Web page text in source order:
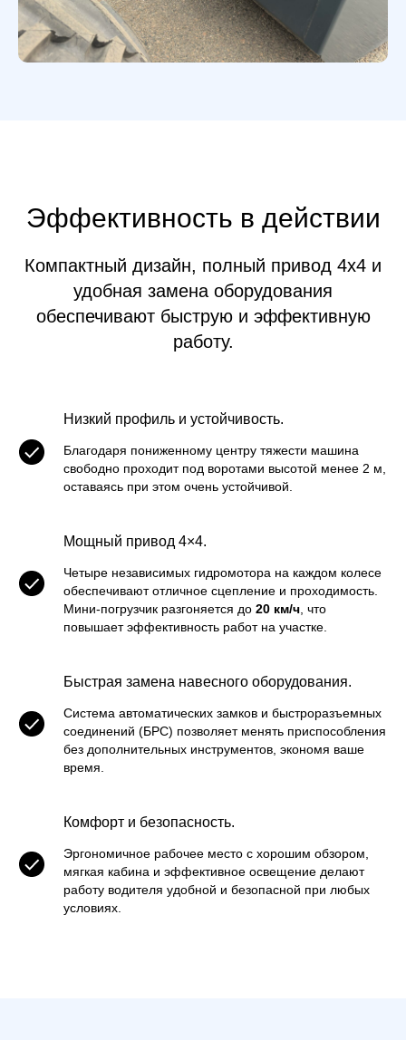
Эффективность в действии
Компактный дизайн, полный привод 4x4 и
удобная замена оборудования
обеспечивают быструю и эффективную
работу.
Низкий профиль и устойчивость.
Благодаря пониженному центру тяжести машина
свободно проходит под воротами высотой менее 2 м,
оставаясь при этом очень устойчивой.
Мощный привод 4×4.
Четыре независимых гидромотора на каждом колесе
обеспечивают отличное сцепление и проходимость.
Мини-погрузчик разгоняется до 20 км/ч , что
повышает эффективность работ на участке.
Быстрая замена навесного оборудования.
Система автоматических замков и быстроразъемных
соединений (БРС) позволяет менять приспособления
без дополнительных инструментов, экономя ваше
время.
Комфорт и безопасность.
Эргономичное рабочее место с хорошим обзором,
мягкая кабина и эффективное освещение делают
работу водителя удобной и безопасной при любых
условиях.